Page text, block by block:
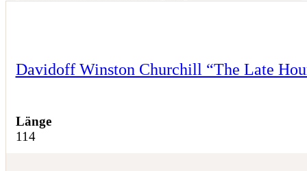
Davidoff Winston Churchill “The Late
Länge
114